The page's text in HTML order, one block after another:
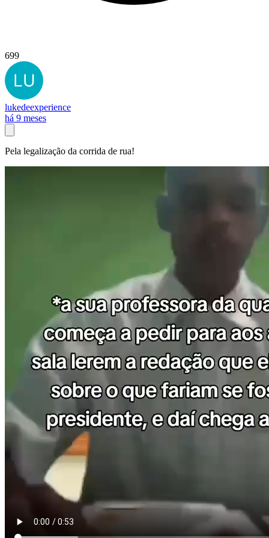
699
lukedeexperience
há 9 meses
Pela legalização da corrida de rua!